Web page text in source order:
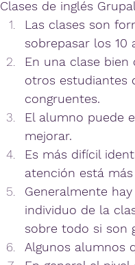
Clases de inglés
Las clases son
sobrepasar los 10
En una clase
otros estudiantes
congruentes.
El alumno puede
mejorar.
Es más difícil
atención está
Generalmente
individuo de la
sobre todo si son
Algunos alumnos